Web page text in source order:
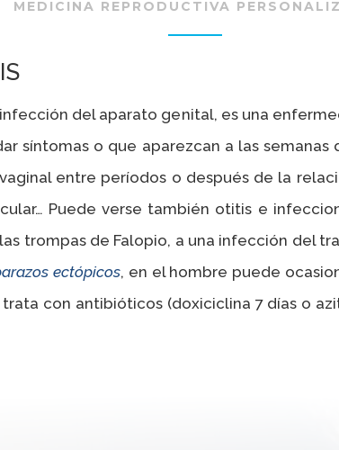
MEDICINA REPRODUCTIVA
del aparato genital, es una
síntomas o que aparezcan a las
entre períodos o después de la
Puede verse también otitis e
trompas de Falopio, a una infección del
ectópicos, en el hombre puede
con antibióticos (doxiciclina 7 días o